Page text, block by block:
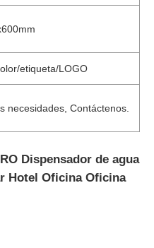
etiqueta/LOGO
necesidades, Contáctenos.
Dispensador de agua
Hotel Oficina Oficina